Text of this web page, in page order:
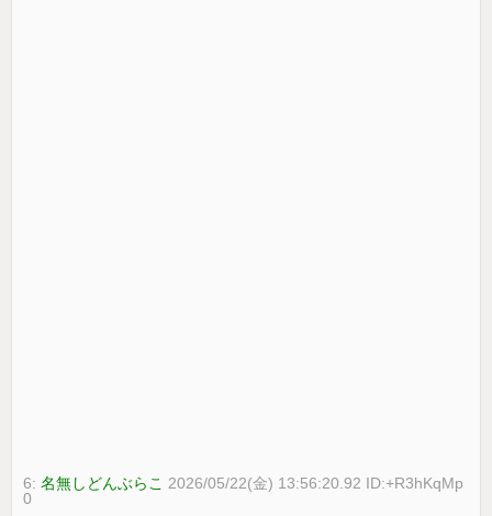
6:名無しどんぶらこ 2026/05/22(金) 13:56:20.92 ID:+R3hKqMp
0